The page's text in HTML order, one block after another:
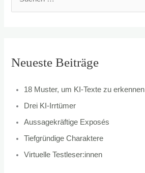
n
Neueste Beiträge
18 Muster, um KI-Texte zu erkennen
Drei KI-Irrtümer
Aussagekräftige Exposés
Tiefgründige Charaktere
Virtuelle Testleser:innen